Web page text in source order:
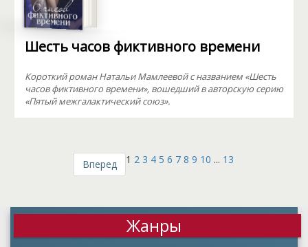
Шесть часов фиктивного времени
Короткий роман Натальи Мамлеевой с названием «Шесть
часов фиктивного времени», вошедший в авторскую серию
«Пятый межгалактический союз».
1 2 3 4 5 6 7 8 9 10 ... 13
Вперед
Жанры